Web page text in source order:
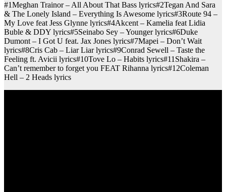
#1Meghan Trainor – All About That Bass lyrics#2Tegan And Sara
& The Lonely Island – Everything Is Awesome lyrics#3Route 94 –
My Love feat Jess Glynne lyrics#4Akcent – Kamelia feat Lidia
Buble & DDY lyrics#5Seinabo Sey – Younger lyrics#6Duke
Dumont – I Got U feat. Jax Jones lyrics#7Mapei – Don’t Wait
lyrics#8Cris Cab – Liar Liar lyrics#9Conrad Sewell – Taste the
Feeling ft. Avicii lyrics#10Tove Lo – Habits lyrics#11Shakira –
Can’t remember to forget you FEAT Rihanna lyrics#12Coleman
Hell – 2 Heads lyrics